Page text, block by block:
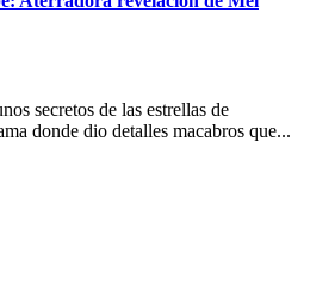
secretos de las estrellas de
donde dio detalles macabros que...